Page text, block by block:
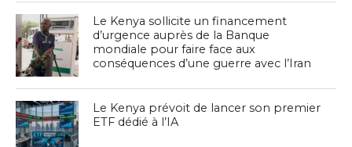
Le Kenya sollicite un financement
d’urgence auprès de la Banque
mondiale pour faire face aux
conséquences d’une guerre avec l’Iran
Le Kenya prévoit de lancer son premier
ETF dédié à l’IA